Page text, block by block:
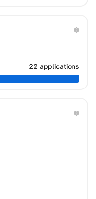
22 applications